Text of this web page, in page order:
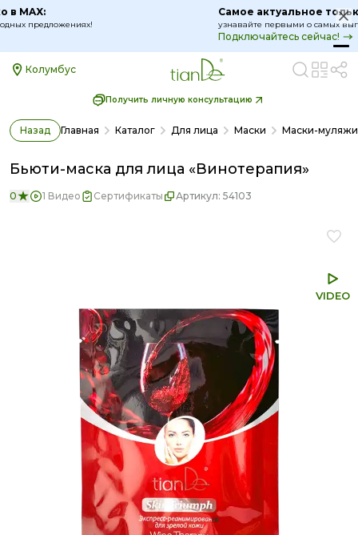
Самое актуальное только в MAX:
узнавайте первыми о самых выгодных предложениях!
Колумбус
Получить личную консультацию
Назад Главная Каталог Для лица Маски Маски-муляжи
Бьюти-маска для лица «Винотерапия»
0 1 Видео Сертификаты Артикул: 54103
VIDEO